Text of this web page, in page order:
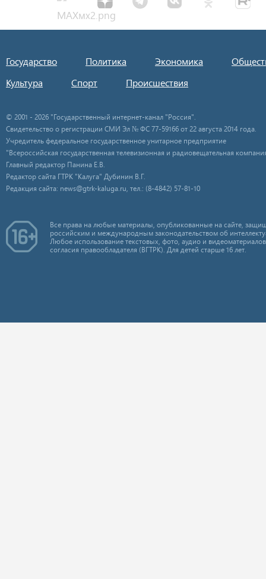
Государство Политика Экономика
Культура
Спорт Происшествия
© 2001 - 2026 "Государственный интернет-канал "Россия".
Свидетельство о регистрации СМИ Эл № ФС 77-59166 от 22 августа 2014 года.
Учредитель федеральное государственное унитарное предприятие
"Всероссийская государственная телевизионная и радиовещательная
Главный редактор Панина Е.В.
Редактор сайта ГТРК "Калуга" Дубинин В.Г.
Редакция сайта: news@gtrk-kaluga.ru, тел.: (8-4842) 57-81-10
Все права на любые материалы, опубликованные на сайте,
российским и международным законодательством об
Любое использование текстовых, фото, аудио и
согласия правообладателя (ВГТРК). Для детей старше 16 лет.